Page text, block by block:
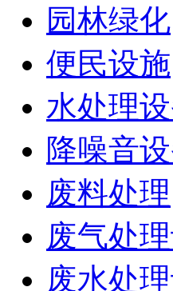
园林绿化
便民设施
水处理
降噪音
废料处理
废气处
废水处